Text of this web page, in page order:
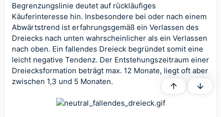
Begrenzungslinie deutet auf rückläufiges
Käuferinteresse hin. Insbesondere bei oder nach einem
Abwärtstrend ist erfahrungsgemäß ein Verlassen des
Dreiecks nach unten wahrscheinlicher als ein Verlassen
nach oben. Ein fallendes Dreieck begründet somit eine
leicht negative Tendenz. Der Entstehungszeitraum einer
Dreiecksformation beträgt max. 12 Monate, liegt oft aber
zwischen 1,3 und 5 Monaten.
Oben Unten